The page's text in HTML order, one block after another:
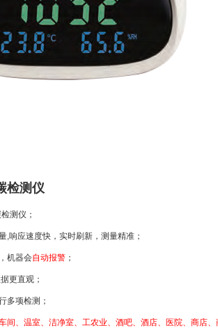
产品中心
解决方案
服务支持
检测仪
测仪；
,响应速度快，实时刷新，测量精准；
机器会自动报警；
更直观；
多项检测；
间、温室、洁净室、工农业、酒吧、酒店、医院、商店